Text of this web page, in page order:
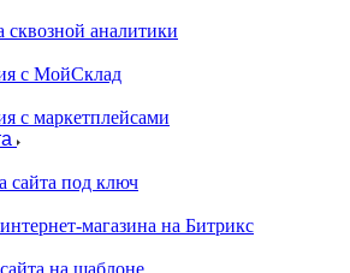
сквозной аналитики
с МойСклад
с маркетплейсами
сайта под ключ
магазина на Битрикс
на шаблоне